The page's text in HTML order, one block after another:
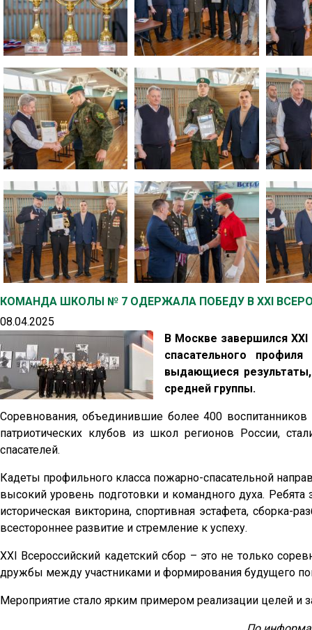
КОМАНДА ШКОЛЫ № 7 ОДЕРЖАЛА ПОБЕДУ В XXI
08.04.2025
В Москве завершился
спасательного
выдающиеся
средней группы.
Соревнования, объединившие более 400
патриотических клубов из школ регионов России,
спасателей.
Кадеты профильного класса пожарно-спасательной
высокий уровень подготовки и командного духа.
историческая викторина, спортивная эстафета, сборка-
всестороннее развитие и стремление к успеху.
XXI Всероссийский кадетский сбор – это не только
дружбы между участниками и формирования будущего
Мероприятие стало ярким примером реализации целей и